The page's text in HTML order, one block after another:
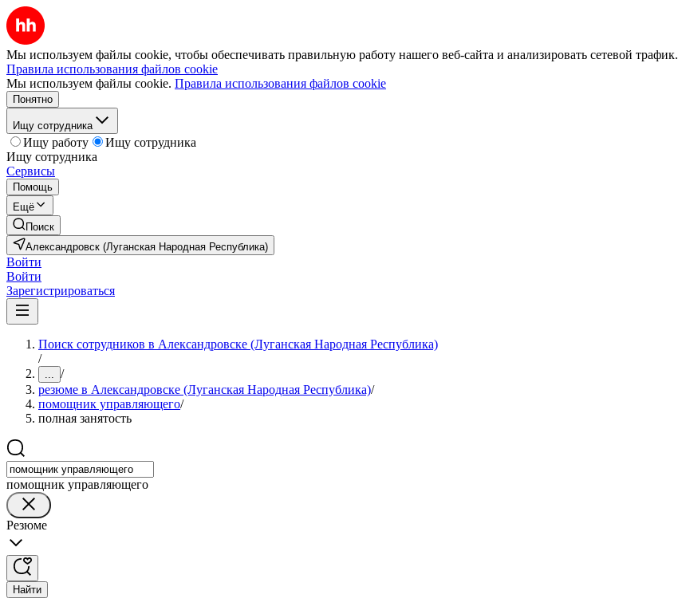
Мы используем файлы cookie, чтобы обеспечивать правильную работу нашего веб-сайта и анализировать сетевой трафик.
Правила использования файлов cookie
Мы используем файлы cookie. Правила использования файлов cookie
Понятно
Ищу сотрудника
Ищу работу
Ищу сотрудника
Ищу сотрудника
Сервисы
Помощь
Ещё
Поиск
Александровск (Луганская Народная Республика)
Войти
Войти
Зарегистрироваться
Поиск сотрудников в Александровске (Луганская Народная Республика)
/
... /
резюме в Александровске (Луганская Народная Республика)/
помощник управляющего/
полная занятость
помощник управляющего
Резюме
Найти